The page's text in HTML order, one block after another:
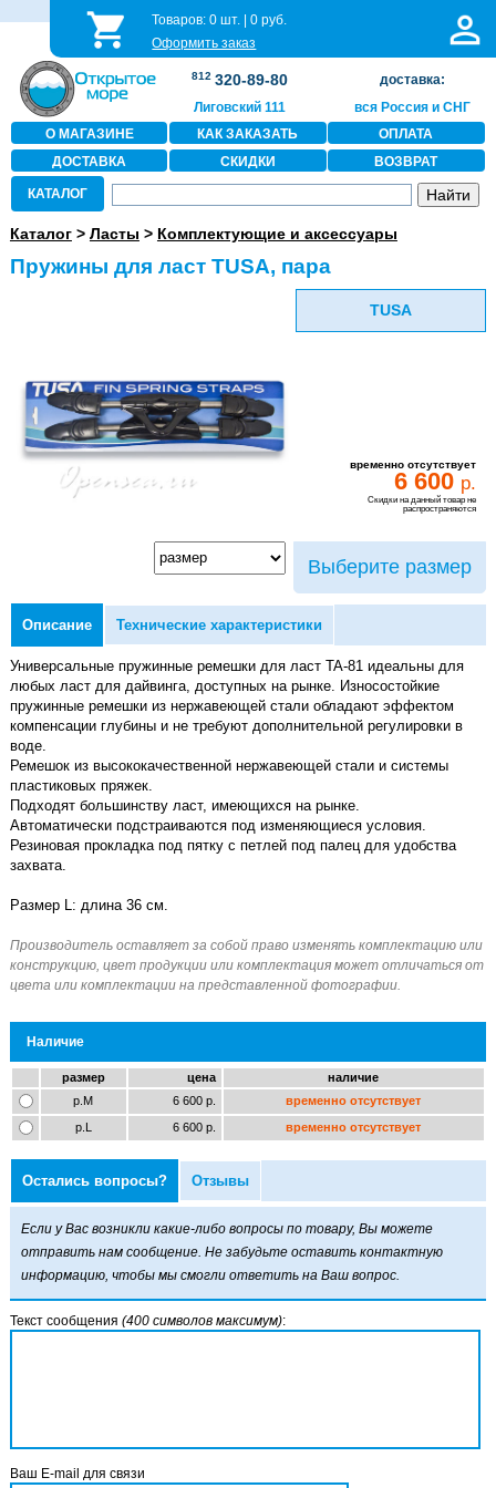
Товаров:0 шт. |0 руб.
Оформить заказ
812 320-89-80
Лиговский 111
доставка:
вся Россия и СНГ
О МАГАЗИНЕ
КАК ЗАКАЗАТЬ
ОПЛАТА
ДОСТАВКА
СКИДКИ ВОЗВРАТ
КАТАЛОГ
Каталог> Ласты > Комплектующие и аксессуары
Пружины для ласт TUSA, пара
TUSA
временно отсутствует
6 600 р.
Скидки на данный товар не
распространяются
Выберите размер
Описание Технические характеристики
Универсальные пружинные ремешки для ласт TA-81 идеальны для
любых ласт для дайвинга, доступных на рынке. Износостойкие
пружинные ремешки из нержавеющей стали обладают эффектом
компенсации глубины и не требуют дополнительной регулировки в
воде.
Ремешок из высококачественной нержавеющей стали и системы
пластиковых пряжек.
Подходят большинству ласт, имеющихся на рынке.
Автоматически подстраиваются под изменяющиеся условия.
Резиновая прокладка под пятку с петлей под палец для удобства
захвата.
Размер L: длина 36 см.
Наличие
размер цена
наличие
р.M
6 600 р.
временно отсутствует
р.L
6 600 р. временно отсутствует
Остались вопросы? Отзывы
Если у Вас возникли какие-либо вопросы по товару, Вы можете
отправить нам сообщение. Не забудьте оставить контактную
информацию, чтобы мы смогли ответить на Ваш вопрос.
Текст сообщения (400 символов максимум):
Ваш E-mail для связи